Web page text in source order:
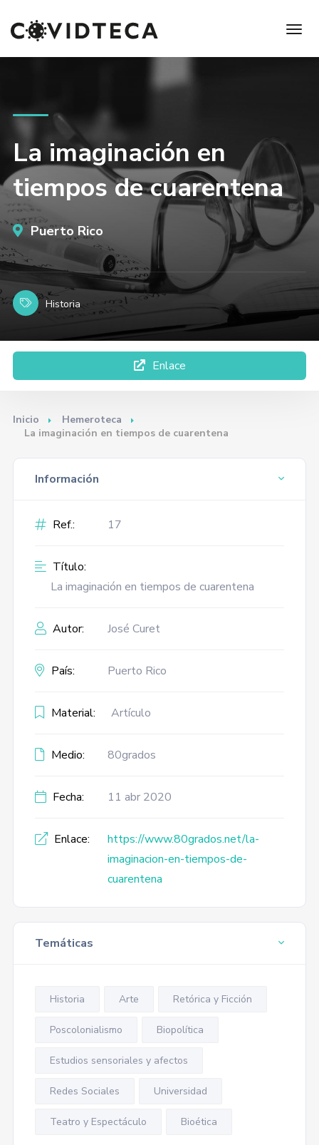
La imaginación en
tiempos de cuarentena
Puerto Rico
Historia
Enlace
Inicio
Hemeroteca
La imaginación en tiempos de cuarentena
Información
Ref.: 17
Título:
La imaginación en tiempos de cuarentena
Autor: José Curet
País: Puerto Rico
Material: Artículo
Medio: 80grados
Fecha: 11 abr 2020
Enlace:
https://www.80grados.net/la-
imaginacion-en-tiempos-de-
cuarentena
Temáticas
Historia Arte Retórica y Ficción
Poscolonialismo Biopolítica
Estudios sensoriales y afectos
Redes Sociales Universidad
Teatro y Espectáculo Bioética